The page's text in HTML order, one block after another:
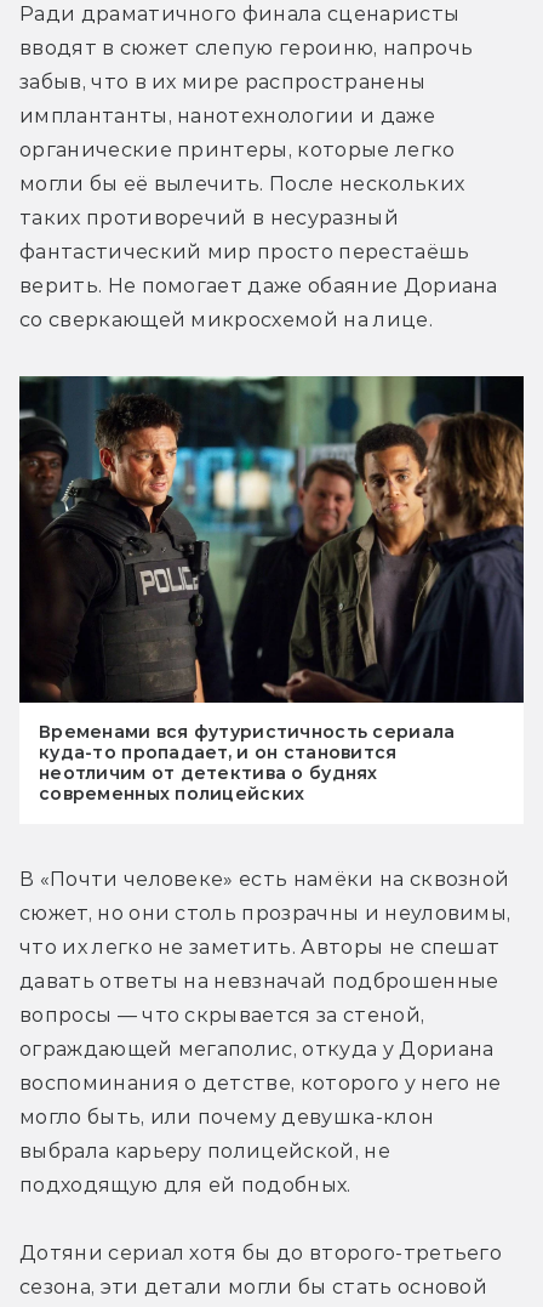
Ради драматичного финала сценаристы
вводят в сюжет слепую героиню, напрочь
забыв, что в их мире распространены
имплантанты, нанотехнологии и даже
органические принтеры, которые легко
могли бы её вылечить. После нескольких
таких противоречий в несуразный
фантастический мир просто перестаёшь
верить. Не помогает даже обаяние Дориана
со сверкающей микросхемой на лице.
Временами вся футуристичность сериала
куда-то пропадает, и он становится
неотличим от детектива о буднях
современных полицейских
В «Почти человеке» есть намёки на сквозной
сюжет, но они столь прозрачны и неуловимы,
что их легко не заметить. Авторы не спешат
давать ответы на невзначай подброшенные
вопросы — что скрывается за стеной,
ограждающей мегаполис, откуда у Дориана
воспоминания о детстве, которого у него не
могло быть, или почему девушка-клон
выбрала карьеру полицейской, не
подходящую для ей подобных.
Дотяни сериал хотя бы до второго-третьего
сезона, эти детали могли бы стать основой